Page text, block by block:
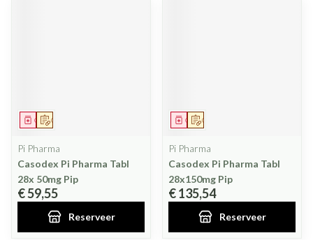
Op voorschrift
Geneesmiddel
Pi Pharma
Casodex Pi Pharma Tabl
28x 50mg Pip
€ 59,55
Reserveer
Op voorschrift
Geneesmiddel
Pi Pharma
Casodex Pi Pharma Tabl
28x150mg Pip
€ 135,54
Reserveer